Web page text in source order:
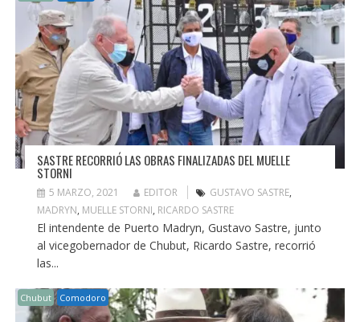
SASTRE RECORRIÓ LAS OBRAS FINALIZADAS DEL MUELLE
STORNI
5 MARZO, 2021 EDITOR GUSTAVO SASTRE,
MADRYN, MUELLE STORNI, RICARDO SASTRE
El intendente de Puerto Madryn, Gustavo Sastre, junto
al vicegobernador de Chubut, Ricardo Sastre, recorrió
las...
Chubut Comodoro